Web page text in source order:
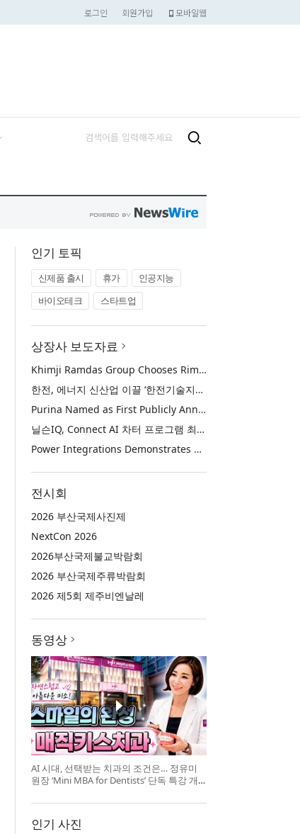
인기 토픽
신제품 출시 휴가
인공지능
바이오테크
스타트업
상장사 보도자료
Khimji Ramdas Group Chooses Rimini Street to Reduce SAP Support Costs, Protect 700+ Customizations and Reinvest Savings in Innovation
한전, 에너지 신산업 이끌 ‘한전기술지주’ 공식 출범
Purina Named as First Publicly Announced NIQ ConnectAI Charter Client
닐슨IQ, Connect AI 차터 프로그램 최초 고객사 ‘퓨리나’ 선정
Power Integrations Demonstrates World’s First 2200 V GaN Technology for Next-Era High-Voltage Power Systems
전시회
2026 부산국제사진제
NextCon 2026
2026부산국제불교박람회
2026 부산국제주류박람회
2026 제5회 제주비엔날레
동영상
AI 시대, 선택받는 치과의 조건은… 정유미
원장 ‘Mini MBA for Dentists’ 단독 특강 개
인기 사진